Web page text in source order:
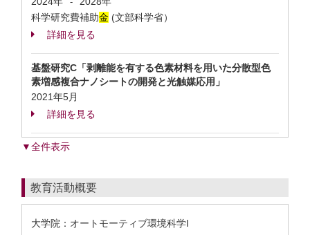
科学研究費補助金 (文部科学省）
詳細を見る
基盤研究C「剥離能を有する色素材料を用いた分散型色
素増感複合ナノシートの開発と光触媒応用」
2021年5月
詳細を見る
▼全件表示
教育活動概要
大学院：オートモーティブ環境科学I